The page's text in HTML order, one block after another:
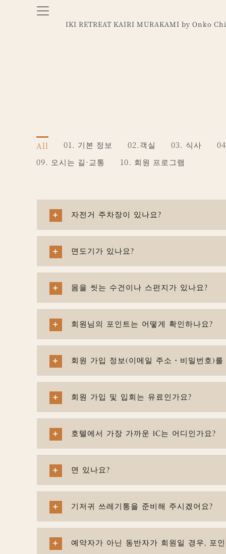
IKI RETREAT KAIRI MURAKAMI by Onko
All 01. 기본 정보 02.객실 03. 식사
09. 오시는 길·교통
10. 회원 프로그램
자전거 주차장이 있나요?
면도기가 있나요?
몸을 씻는 수건이나 스펀지가 있나요?
회원님의 포인트는 어떻게 확인하나요?
회원 가입 정보(이메일 주소・비밀번호)
회원 가입 및 입회는 유료인가요?
호텔에서 가장 가까운 IC는 어디인가요?
면 있나요?
기저귀 쓰레기통을 준비해 주시겠어요?
예약자가 아닌 동반자가 회원일 경우, 포